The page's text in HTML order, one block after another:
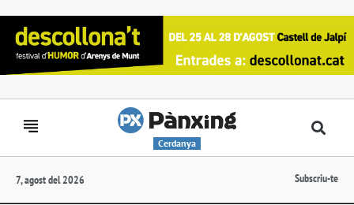
Cerdanya
7, agost del 2026 Subscriu-te